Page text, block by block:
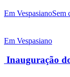
Em VespasianoSem
Em Vespasiano
Inauguração